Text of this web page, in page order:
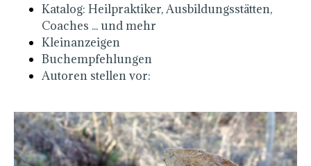
Katalog: Heilpraktiker, Ausbildungsstätten,
Coaches ... und mehr
Kleinanzeigen
Buchempfehlungen
Autoren stellen vor: